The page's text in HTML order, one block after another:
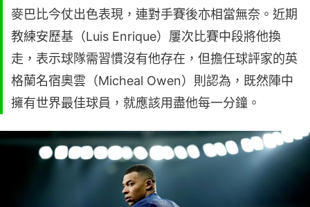
麥巴比今仗出色表現，連對手賽後亦相當無奈。近期
教練安歷基（Luis Enrique）屢次比賽中段將他換
走，表示球隊需習慣沒有他存在，但擔任球評家的英
格蘭名宿奧雲（Micheal Owen）則認為，既然陣中
擁有世界最佳球員，就應該用盡他每一分鐘。